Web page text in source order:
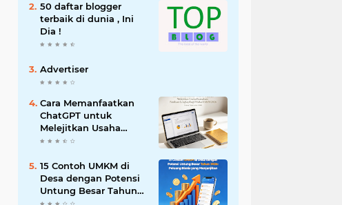
50 daftar blogger
terbaik di dunia , Ini
Dia !
Advertiser
Cara Memanfaatkan
ChatGPT untuk
Melejitkan Usaha
Rumahan: Panduan
UMKM 2026
15 Contoh UMKM di
Desa dengan Potensi
Untung Besar Tahun